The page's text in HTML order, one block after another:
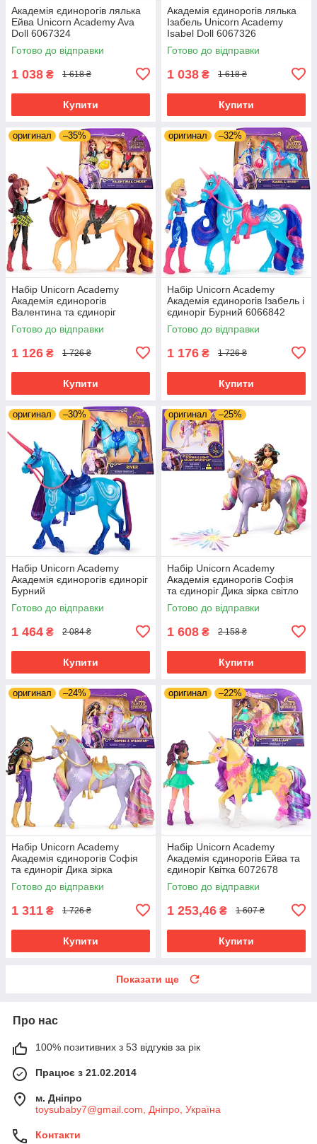
Академія єдинорогів лялька
Ейва Unicorn Academy Ava
Doll 6067324
Готово до відправки
1 038 ₴ 1 618 ₴
Купити
Академія єдинорогів лялька
Ізабель Unicorn Academy
Isabel Doll 6067326
Готово до відправки
1 038 ₴ 1 618 ₴
Купити
оригинал –35%
Набір Unicorn Academy
Академія єдинорогів
Валентина та єдиноріг
Куточок 6066850
Готово до відправки
1 126 ₴ 1 726 ₴
Купити
оригинал –32%
Набір Unicorn Academy
Академія єдинорогів Ізабель і
єдиноріг Бурний 6066842
Готово до відправки
1 176 ₴ 1 726 ₴
Купити
оригинал –30%
Набір Unicorn Academy
Академія єдинорогів єдиноріг
Бурний
Готово до відправки
1 464 ₴ 2 084 ₴
Купити
оригинал –25%
Набір Unicorn Academy
Академія єдинорогів Софія
та єдиноріг Дика зірка світло
Готово до відправки
1 608 ₴ 2 158 ₴
Купити
оригинал –24%
Набір Unicorn Academy
Академія єдинорогів Софія
та єдиноріг Дика зірка
6066838
Готово до відправки
1 311 ₴ 1 726 ₴
Купити
оригинал –22%
Набір Unicorn Academy
Академія єдинорогів Ейва та
єдиноріг Квітка 6072678
Готово до відправки
1 253,46 ₴ 1 607 ₴
Купити
Показати ще
Про нас
100% позитивних з 53 відгуків за рік
Працює з 21.02.2014
м. Дніпро
toysubaby7@gmail.com, Дніпро, Україна
Контакти